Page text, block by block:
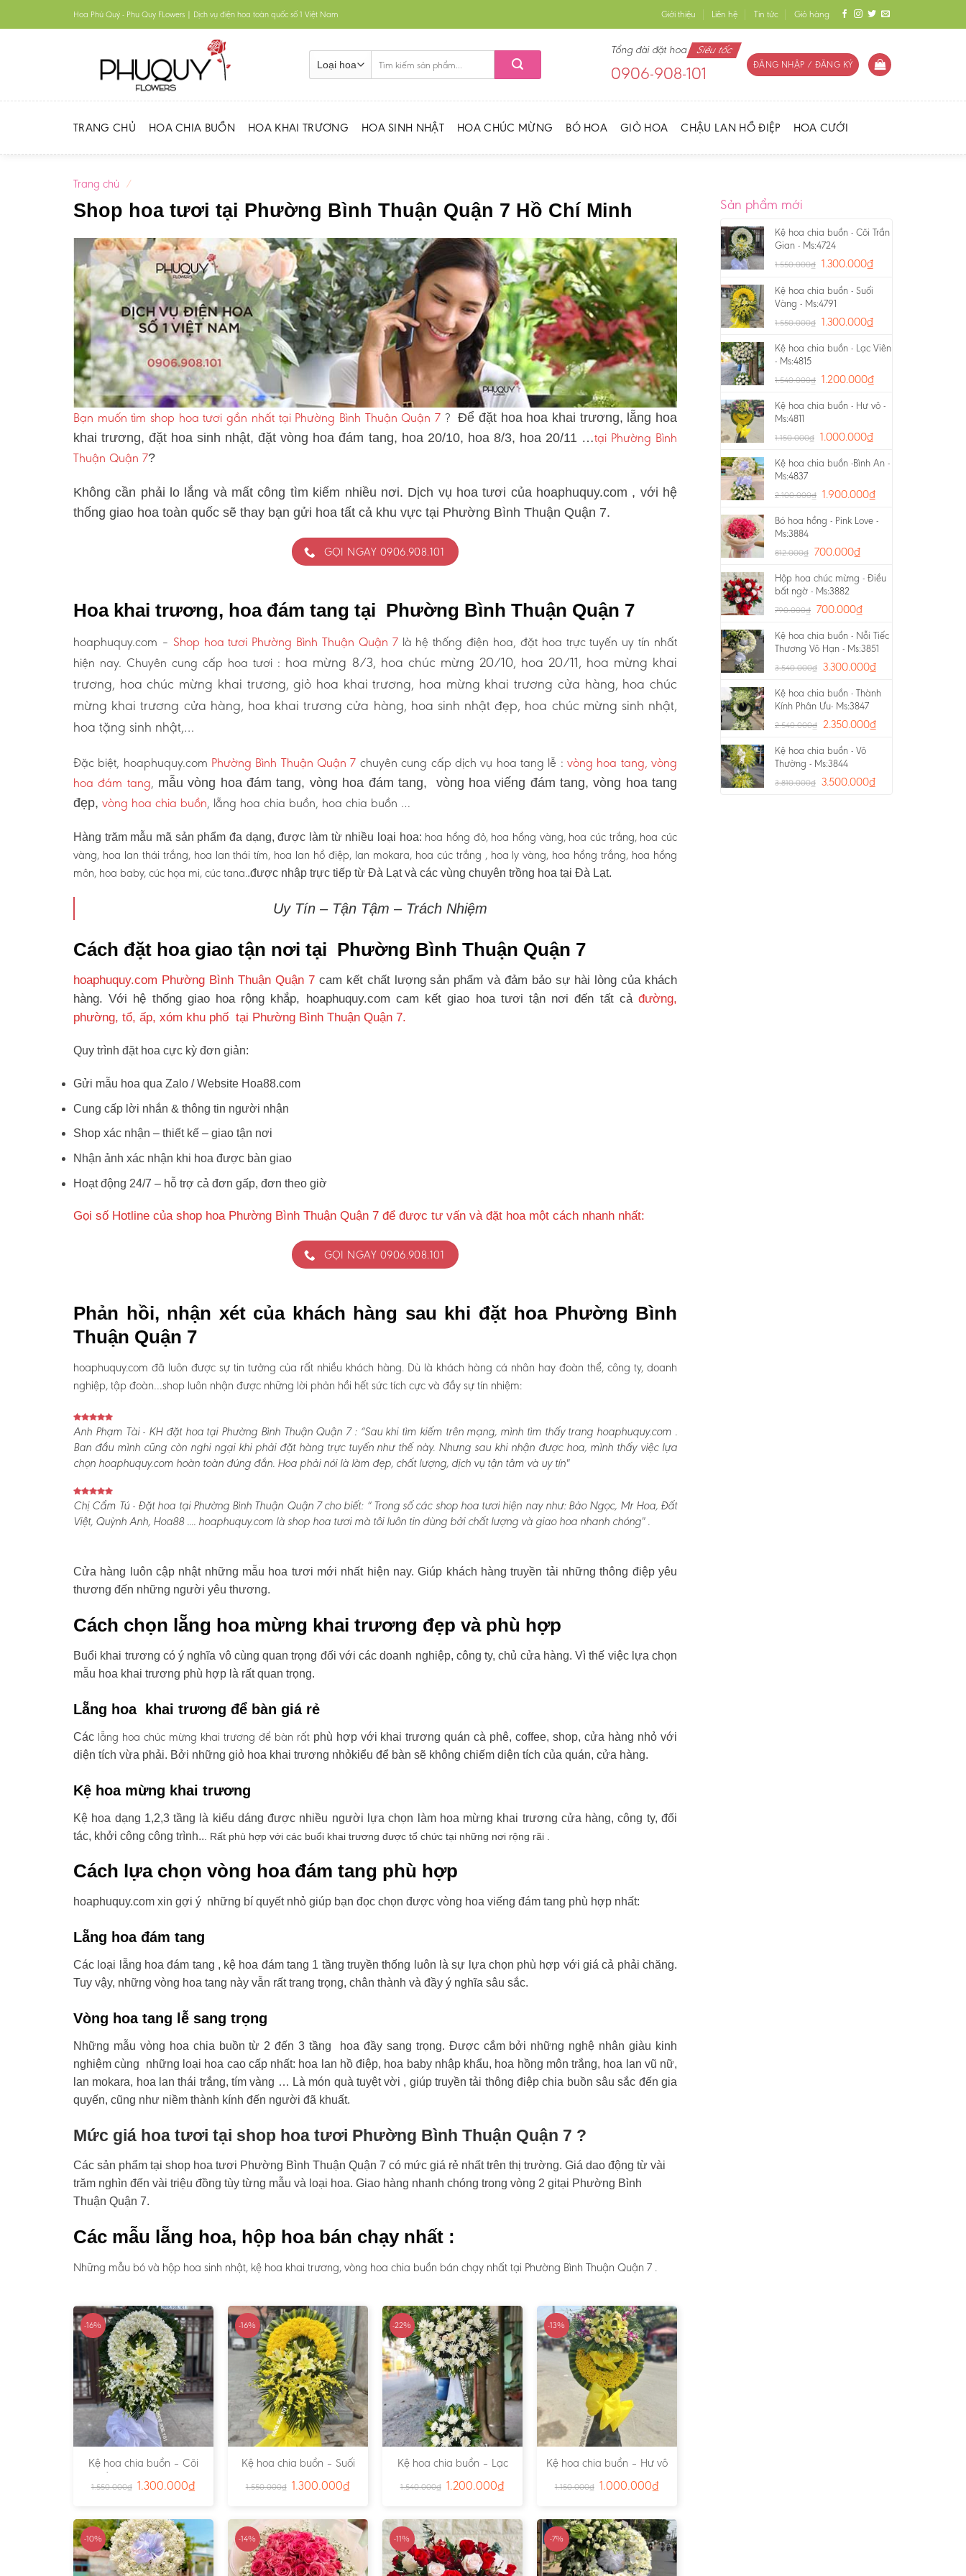
to
Hoa Phú Quý - Phu Quy FLowers | Dịch vụ điện hoa toàn quốc số 1 Việt Nam Giới thiệu Liên hệ Tin tức Giỏ hàng
kiếm:
Tổng đài đặt hoa Siêu tốc
0906-908-101 ĐĂNG NHẬP / ĐĂNG KÝ
TRANG CHỦ HOA CHIA BUỒN HOA KHAI TRƯƠNG HOA SINH NHẬT HOA CHÚC MỪNG BÓ HOA GIỎ HOA CHẬU LAN HỒ ĐIỆP HOA CƯỚI
Trang chủ /
Shop hoa tươi tại Phường Bình Thuận Quận 7 Hồ Chí Minh
Bạn muốn tìm shop hoa tươi gần nhất tại Phường Bình Thuận Quận 7 ?Để đặt hoa hoa khai trương, lẵng hoa
khai trương, đặt hoa sinh nhật, đặt vòng hoa đám tang, hoa 20/10, hoa 8/3, hoa 20/11 …tại Phường Bình
Thuận Quận 7?
Không cần phải lo lắng và mất công tìm kiếm nhiều nơi. Dịch vụ hoa tươi của hoaphuquy.com , với hệ
thống giao hoa toàn quốc sẽ thay bạn gửi hoa tất cả khu vực tại Phường Bình Thuận Quận 7.
GỌI NGAY 0906.908.101
Hoa khai trương, hoa đám tang tại Phường Bình Thuận Quận 7
hoaphuquy.com – Shop hoa tươi Phường Bình Thuận Quận 7là hệ thống điện hoa, đặt hoa trực tuyến uy tín nhất
hiện nay. Chuyên cung cấp hoa tươi : hoa mừng 8/3, hoa chúc mừng 20/10, hoa 20/11, hoa mừng khai
trương, hoa chúc mừng khai trương, giỏ hoa khai trương, hoa mừng khai trương cửa hàng, hoa chúc
mừng khai trương cửa hàng, hoa khai trương cửa hàng, hoa sinh nhật đẹp, hoa chúc mừng sinh nhật,
hoa tặng sinh nhật,…
Đặc biệt, hoaphuquy.com Phường Bình Thuận Quận 7 chuyên cung cấp dịch vụ hoa tang lễ : vòng hoa tang, vòng
hoa đám tang, mẫu vòng hoa đám tang, vòng hoa đám tang, vòng hoa viếng đám tang, vòng hoa tang
đẹp, vòng hoa chia buồn, lẵng hoa chia buồn, hoa chia buồn …
Hàng trăm mẫu mã sản phẩm đa dạng, được làm từ nhiều loại hoa: hoa hồng đỏ, hoa hồng vàng, hoa cúc trắng, hoa cúc
vàng, hoa lan thái trắng, hoa lan thái tím, hoa lan hồ điệp, lan mokara, hoa cúc trắng , hoa ly vàng, hoa hồng trắng, hoa hồng
môn, hoa baby, cúc họa mi, cúc tana..được nhập trực tiếp từ Đà Lạt và các vùng chuyên trồng hoa tại Đà Lạt.
Uy Tín – Tận Tậm – Trách Nhiệm
Cách đặt hoa giao tận nơi tại Phường Bình Thuận Quận 7
hoaphuquy.com Phường Bình Thuận Quận 7cam kết chất lượng sản phẩm và đảm bảo sự hài lòng của khách
hàng. Với hệ thống giao hoa rộng khắp, hoaphuquy.com cam kết giao hoa tươi tận nơi đến tất cả đường,
phường, tổ, ấp, xóm khu phố tại Phường Bình Thuận Quận 7.
Quy trình đặt hoa cực kỳ đơn giản:
Gửi mẫu hoa qua Zalo / Website Hoa88.com
Cung cấp lời nhắn & thông tin người nhận
Shop xác nhận – thiết kế – giao tận nơi
Nhận ảnh xác nhận khi hoa được bàn giao
Hoạt động 24/7 – hỗ trợ cả đơn gấp, đơn theo giờ
Gọi số Hotline của shop hoa Phường Bình Thuận Quận 7 để được tư vấn và đặt hoa một cách nhanh nhất:
GỌI NGAY 0906.908.101
Phản hồi, nhận xét của khách hàng sau khi đặt hoa Phường Bình
Thuận Quận 7
hoaphuquy.com đã luôn được sự tin tưởng của rất nhiều khách hàng. Dù là khách hàng cá nhân hay đoàn thể, công ty, doanh
nghiệp, tập đoàn…shop luôn nhận được những lời phản hồi hết sức tích cực và đầy sự tín nhiệm:
Anh Phạm Tài - KH đặt hoa tại Phường Bình Thuận Quận 7 :“Sau khi tìm kiếm trên mạng, mình tìm thấy trang hoaphuquy.com .
Ban đầu mình cũng còn nghi ngại khi phải đặt hàng trực tuyến như thế này. Nhưng sau khi nhận được hoa, mình thấy việc lựa
chọn hoaphuquy.com hoàn toàn đúng đắn. Hoa phải nói là làm đẹp, chất lượng, dịch vụ tận tâm và uy tín"
Chị Cẩm Tú - Đặt hoa tại Phường Bình Thuận Quận 7 cho biết:“ Trong số các shop hoa tươi hiện nay như: Bảo Ngọc, Mr Hoa, Đất
Việt, Quỳnh Anh, Hoa88 .... hoaphuquy.com là shop hoa tươi mà tôi luôn tin dùng bởi chất lượng và giao hoa nhanh chóng" .
Cửa hàng luôn cập nhật những mẫu hoa tươi mới nhất hiện nay. Giúp khách hàng truyền tải những thông điệp yêu
thương đến những người yêu thương.
Cách chọn lẵng hoa mừng khai trương đẹp và phù hợp
Buổi khai trương có ý nghĩa vô cùng quan trọng đối với các doanh nghiệp, công ty, chủ cửa hàng. Vì thế việc lựa chọn
mẫu hoa khai trương phù hợp là rất quan trọng.
Lẵng hoa khai trương để bàn giá rẻ
Các lẵng hoa chúc mừng khai trương để bàn rấtphù hợp với khai trương quán cà phê, coffee, shop, cửa hàng nhỏ với
diện tích vừa phải. Bởi những giỏ hoa khai trương nhỏkiểu để bàn sẽ không chiếm diện tích của quán, cửa hàng.
Kệ hoa mừng khai trương
Kệ hoa dạng 1,2,3 tầng là kiểu dáng được nhiều người lựa chọn làm hoa mừng khai trương cửa hàng, công ty, đối
tác, khởi công công trình.. . Rất phù hợp với các buổi khai trương được tổ chức tại những nơi rộng rãi .
Cách lựa chọn vòng hoa đám tang phù hợp
hoaphuquy.com xin gợi ý những bí quyết nhỏ giúp bạn đọc chọn được vòng hoa viếng đám tang phù hợp nhất:
Lẵng hoa đám tang
Các loại lẵng hoa đám tang , kệ hoa đám tang 1 tầng truyền thống luôn là sự lựa chọn phù hợp với giá cả phải chăng.
Tuy vậy, những vòng hoa tang này vẫn rất trang trọng, chân thành và đầy ý nghĩa sâu sắc.
Vòng hoa tang lễ sang trọng
Những mẫu vòng hoa chia buồn từ 2 đến 3 tầng hoa đầy sang trọng. Được cắm bởi những nghệ nhân giàu kinh
nghiệm cùng những loại hoa cao cấp nhất: hoa lan hồ điệp, hoa baby nhập khẩu, hoa hồng môn trắng, hoa lan vũ nữ,
lan mokara, hoa lan thái trắng, tím vàng … Là món quà tuyệt vời , giúp truyền tải thông điệp chia buồn sâu sắc đến gia
quyến, cũng như niềm thành kính đến người đã khuất.
Mức giá hoa tươi tại shop hoa tươi Phường Bình Thuận Quận 7 ?
Các sản phẩm tại shop hoa tươi Phường Bình Thuận Quận 7 có mức giá rẻ nhất trên thị trường. Giá dao động từ vài
trăm nghìn đến vài triệu đồng tùy từng mẫu và loại hoa. Giao hàng nhanh chóng trong vòng 2 gitại Phường Bình
Thuận Quận 7.
Các mẫu lẵng hoa, hộp hoa bán chạy nhất :
Những mẫu bó và hộp hoa sinh nhật, kệ hoa khai trương, vòng hoa chia buồn bán chạy nhất tại Phường Bình Thuận Quận 7 .
-16%
Kệ hoa chia buồn – Cõi
Trần Gian – Ms:4724
1.550.000₫ 1.300.000₫
-16%
Kệ hoa chia buồn – Suối
1.550.000₫ 1.300.000₫
-22%
Kệ hoa chia buồn – Lạc
1.540.000₫ 1.200.000₫
-13%
Kệ hoa chia buồn – Hư vô
1.150.000₫ 1.000.000₫
-10% -14% -11% -7%
Sản phẩm mới
Kệ hoa chia buồn - Cõi Trần
Gian - Ms:4724
1.550.000₫ 1.300.000₫
Kệ hoa chia buồn - Suối
Vàng - Ms:4791
1.550.000₫ 1.300.000₫
Kệ hoa chia buồn - Lạc Viên
- Ms:4815
1.540.000₫ 1.200.000₫
Kệ hoa chia buồn - Hư vô -
Ms:4811
1.150.000₫ 1.000.000₫
Kệ hoa chia buồn -Bình An -
Ms:4837
2.100.000₫ 1.900.000₫
Bó hoa hồng - Pink Love -
Ms:3884
812.000₫ 700.000₫
Hộp hoa chúc mừng - Điều
bất ngờ - Ms:3882
790.000₫ 700.000₫
Kệ hoa chia buồn - Nỗi Tiếc
Thương Vô Hạn - Ms:3851
3.540.000₫ 3.300.000₫
Kệ hoa chia buồn - Thành
Kính Phân Ưu- Ms:3847
2.540.000₫ 2.350.000₫
Kệ hoa chia buồn - Vô
Thường - Ms:3844
3.810.000₫ 3.500.000₫